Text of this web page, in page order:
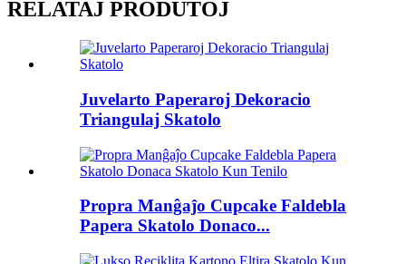
RELATAJ PRODUTOJ
Juvelarto Paperaroj Dekoracio
Triangulaj Skatolo
Propra Manĝaĵo Cupcake Faldebla
Papera Skatolo Donaco...